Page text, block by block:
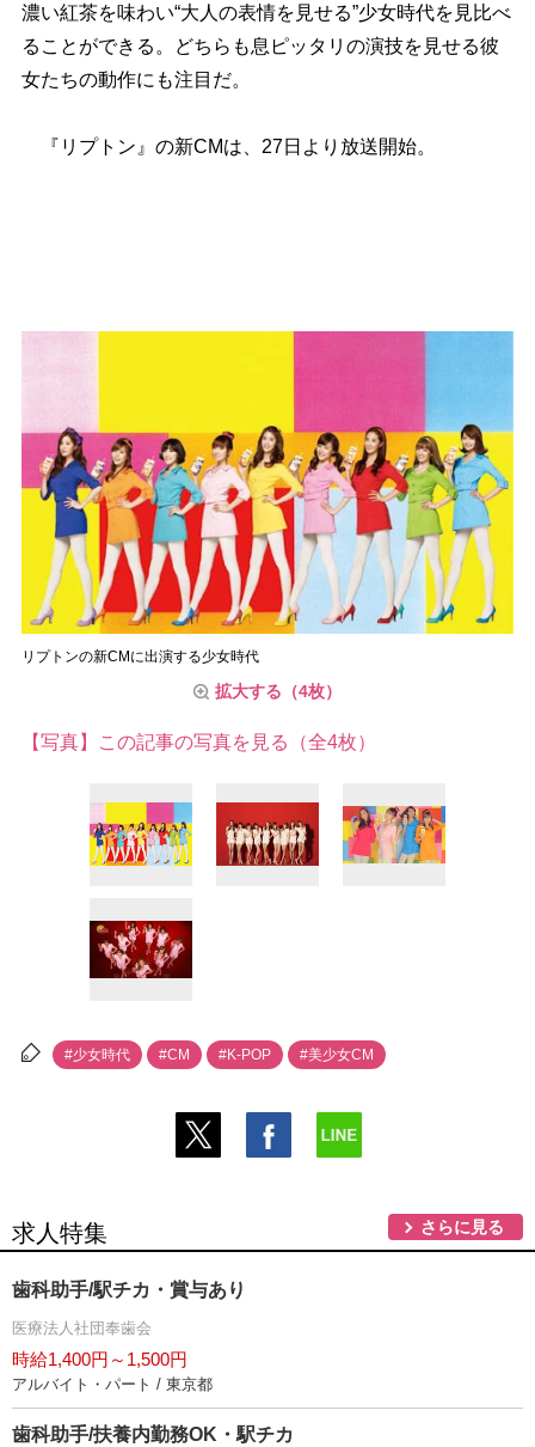
濃い紅茶を味わい“大人の表情を見せる”少女時代を見比べ
ることができる。どちらも息ピッタリの演技を見せる彼
女たちの動作にも注目だ。
『リプトン』の新CMは、27日より放送開始。
リプトンの新CMに出演する少女時代
拡大する（4枚）
【写真】この記事の写真を見る（全4枚）
#少女時代 #CM #K-POP #美少女CM
求人特集 さらに見る
歯科助手/駅チカ・賞与あり
医療法人社団奉歯会
時給1,400円～1,500円
アルバイト・パート / 東京都
歯科助手/扶養内勤務OK・駅チカ